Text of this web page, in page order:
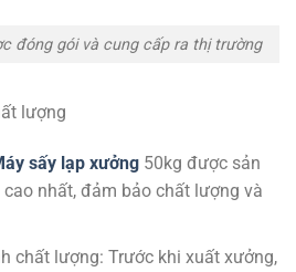
đóng gói và cung cấp ra thị trường
lượng
sấy lạp xưởng50kg được sản
nhất, đảm bảo chất lượng và
chất lượng: Trước khi xuất xưởng,